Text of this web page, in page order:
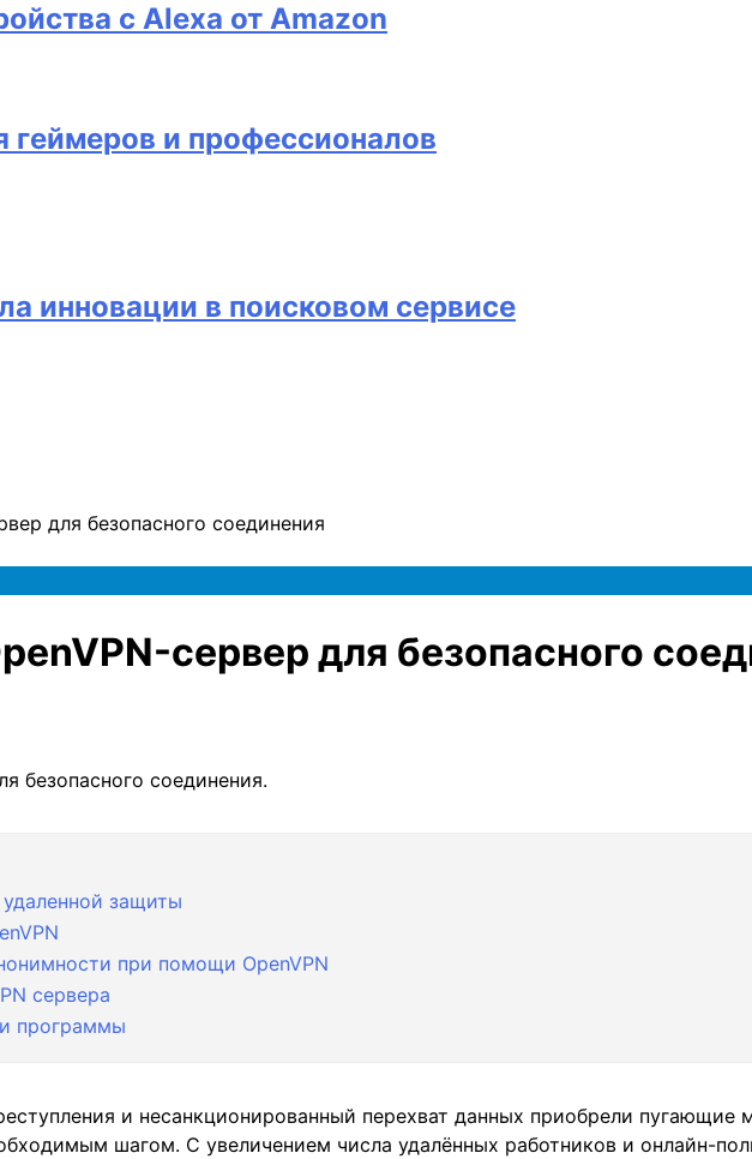
с Alexa от Amazon
геймеров и профессионалов
инновации в поисковом сервисе
для безопасного соединения
сервер для безопасного
защиты
при помощи OpenVPN
сервера
программы
и несанкционированный перехват данных приобрели
шагом. С увеличением числа удалённых работников и онлайн-